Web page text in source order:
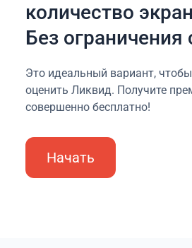
количество
Без ограничения
Это идеальный вариант,
оценить Ликвид. Получите
совершенно бесплатно!
Начать